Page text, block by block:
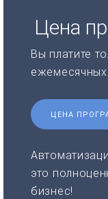
Цена
Вы платите
ЦЕНА
это
бизнес!